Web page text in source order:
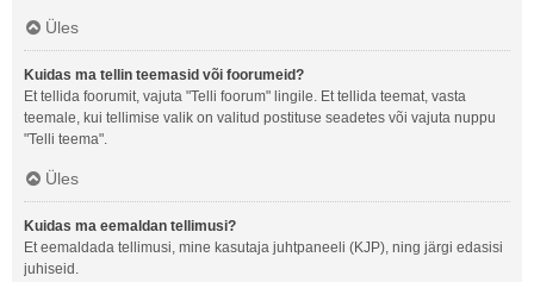
Üles
Kuidas ma tellin teemasid või foorumeid?
Et tellida foorumit, vajuta "Telli foorum" lingile. Et tellida teemat, vasta
teemale, kui tellimise valik on valitud postituse seadetes või vajuta nuppu
"Telli teema".
Üles
Kuidas ma eemaldan tellimusi?
Et eemaldada tellimusi, mine kasutaja juhtpaneeli (KJP), ning järgi edasisi
juhiseid.